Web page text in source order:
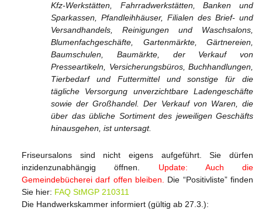
Kfz-Werkstätten, Fahrradwerkstätten, Banken und
Sparkassen, Pfandleihhäuser, Filialen des Brief- und
Versandhandels, Reinigungen und Waschsalons,
Blumenfachgeschäfte, Gartenmärkte, Gärtnereien,
Baumschulen, Baumärkte, der Verkauf von
Presseartikeln, Versicherungsbüros, Buchhandlungen,
Tierbedarf und Futtermittel und sonstige für die
tägliche Versorgung unverzichtbare Ladengeschäfte
sowie der Großhandel. Der Verkauf von Waren, die
über das übliche Sortiment des jeweiligen Geschäfts
hinausgehen, ist untersagt.
Friseursalons sind nicht eigens aufgeführt. Sie dürfen
inzidenzunabhängig öffnen. Update: Auch die
Gemeindebücherei darf offen bleiben. Die “Positivliste” finden
Sie hier: FAQ StMGP 210311
Die Handwerkskammer informiert (gültig ab 27.3.):